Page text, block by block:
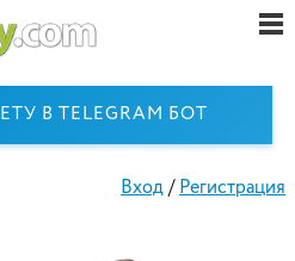
В TELEGRAM БОТ
Вход/Регистрация